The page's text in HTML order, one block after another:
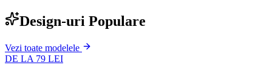
Design-uri Populare
Vezi toate modelele
DE LA 79 LEI